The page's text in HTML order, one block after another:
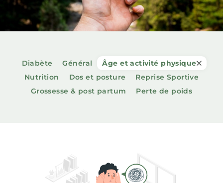
Diabète Général
Âge et activité physique
Nutrition
Dos et posture
Reprise Sportive
Grossesse & post partum
Perte de poids